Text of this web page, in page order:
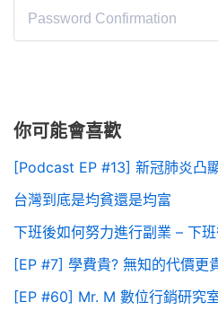
你可能會喜歡
[Podcast EP #13] 新冠肺炎凸
台灣到底是均貧還是均富
下班後如何努力進行副業 – 下
[EP #7] 學費貴? 無知的代價更
[EP #60] Mr. M 數位行銷研究